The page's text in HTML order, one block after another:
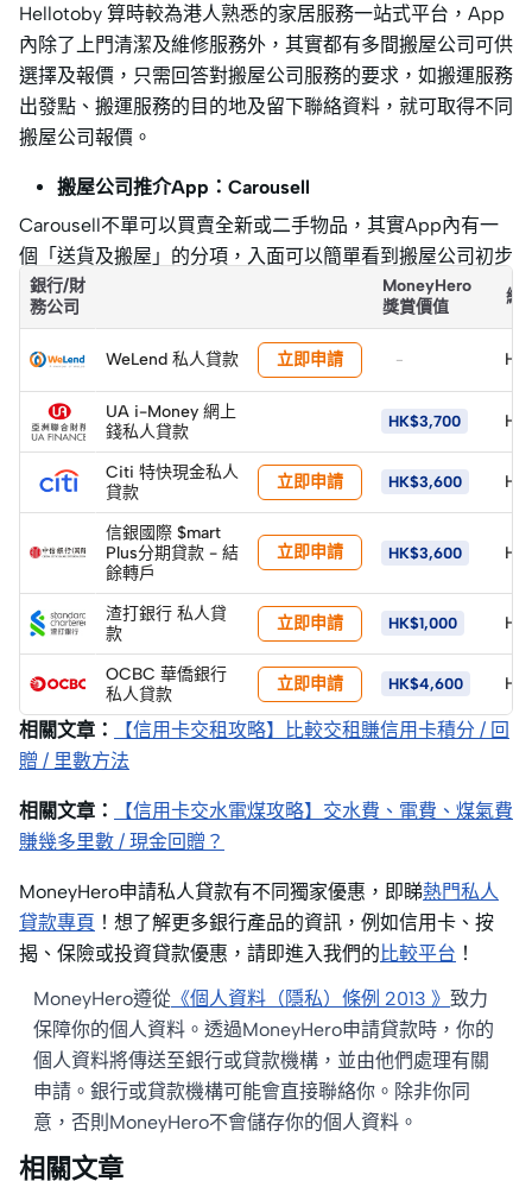
Hellotoby 算時較為港人熟悉的家居服務一站式平台，App
內除了上門清潔及維修服務外，其實都有多間搬屋公司可供
選擇及報價，只需回答對搬屋公司服務的要求，如搬運服務
出發點、搬運服務的目的地及留下聯絡資料，就可取得不同
搬屋公司報價。
搬屋公司推介App：Carousell
Carousell不單可以買賣全新或二手物品，其實App內有一
個「送貨及搬屋」的分項，入面可以簡單看到搬屋公司初步
報價。但要獲取詳細報價就要逐間用訊息溝通了。
銀行/財
務公司
MoneyHero
獎賞價值
總
WeLend 私人貸款 立即申請 -
UA i-Money 網上
錢私人貸款
HK$3,700
Citi 特快現金私人
貸款
立即申請 HK$3,600
信銀國際 $mart
Plus分期貸款 - 結
餘轉戶
立即申請 HK$3,600
渣打銀行 私人貸
款
立即申請 HK$1,000
OCBC 華僑銀行
私人貸款
立即申請 HK$4,600
相關文章：
【信用卡交租攻略】比較交租賺信用卡積分 / 回
贈 / 里數方法
相關文章：
【信用卡交水電煤攻略】交水費、電費、煤氣費
賺幾多里數 / 現金回贈？
MoneyHero申請私人貸款有不同獨家優惠，即睇熱門私人
貸款專頁 ！想了解更多銀行產品的資訊，例如信用卡、按
揭、保險或投資貸款優惠，請即進入我們的 比較平台 ！
MoneyHero遵從 《個人資料（隱私）條例 2013 》 致力
保障你的個人資料。透過MoneyHero申請貸款時，你的
個人資料將傳送至銀行或貸款機構，並由他們處理有關
申請。銀行或貸款機構可能會直接聯絡你。除非你同
意，否則MoneyHero不會儲存你的個人資料。
相關文章